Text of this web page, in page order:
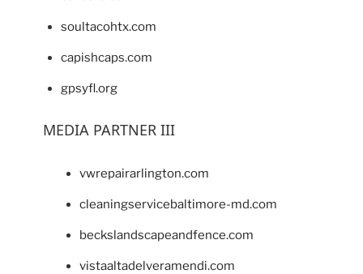
soultacohtx.com
capishcaps.com
gpsyfl.org
MEDIA PARTNER III
vwrepairarlington.com
cleaningservicebaltimore-md.com
beckslandscapeandfence.com
vistaaltadelveramendi.com